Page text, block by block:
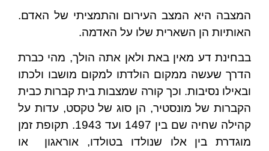
המצבה היא המצב העירום והתמציתי של האדם.
האותיות הן השארית שלו על האדמה.
בבחינת דע מאין באת ולאן אתה הולך, מהי כברת
הדרך שעשה ממקום הולדתו למקום מושבו ולכתו
ובאילו נסיבות. וכך קורה שמצבות בית קברות כבית
הקברות של מונסטיר, הן סוג של טקסט, עדות על
קהילה שחיה שם בין 1497 ועד 1943. תקופת זמן
מוגדרת בין אלו שנולדו בטולדו, אוראגון או